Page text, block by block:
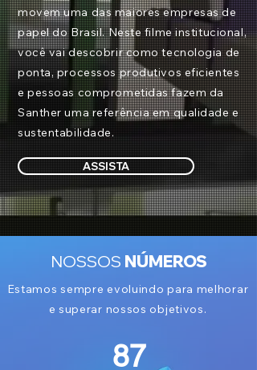
movem uma das maiores empresas de
papel do Brasil. Neste filme institucional,
você vai descobrir como tecnologia de
ponta, processos produtivos eficientes
e pessoas comprometidas fazem da
Santher uma referência em qualidade e
sustentabilidade.
ASSISTA
NOSSOS NÚMEROS
Estamos sempre evoluindo para melhorar
e superar nossos objetivos.
87